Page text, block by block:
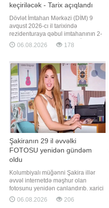
keçiriləcək - Tarix açıqlandı
Dövlət İmtahan Mərkəzi (DİM) 9
avqust 2026-cı il tarixində
rezidenturaya qəbul imtahanının 2-
ci mərhələsini keçirəcək. BİG.AZ
xəbər verir ki, bu barədə DİM
DİM-in elektron imtahanlar
korpusunda (Binəqədi rayonu,
S.S.Axundov, 50. TÜRKPA-nın yanı)
və Naxçıvan şəhəri 4 sayl
06.08.2026 178
Şakiranın 29 il əvvəlki
FOTOSU yenidən gündəm
oldu
Kolumbiyalı müğənni Şakira illər
əvvəl internetdə məşhur olan
fotosunu yenidən canlandırıb. xarici
mediaya istinadla xəbər verir ki,
sənətçi 1997-ci ildə çəkilmiş
06.08.2026 206